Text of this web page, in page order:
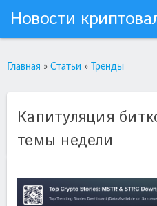
Новости
Главная » Статьи » Тренды
Капитуляция
темы недели